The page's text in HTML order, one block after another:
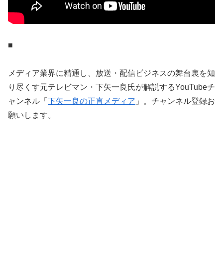
■
メディア業界に精通し、放送・配信ビジネスの舞台裏を知
り尽くす元テレビマン・下矢一良氏が解説するYouTubeチ
ャンネル「
下矢一良の正直メディア 」。チャンネル登録お
願いします。